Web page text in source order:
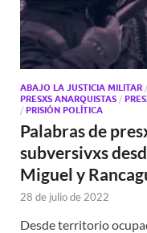
ABAJO LA JUSTICIA MILITAR /
PRESXS ANARQUISTAS /
/ PRISIÓN POLÍTICA
Palabras de
subversivxs
Miguel y
28 de julio de 2022
Desde territorio